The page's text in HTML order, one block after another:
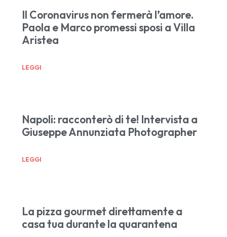
Il Coronavirus non fermerà l’amore.
Paola e Marco promessi sposi a Villa
Aristea
LEGGI
Napoli: racconterò di te! Intervista a
Giuseppe Annunziata Photographer
LEGGI
La pizza gourmet direttamente a
casa tua durante la quarantena